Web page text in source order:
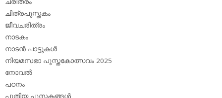
ചിത്രപുസ്തകം
ജീവചരിത്രം
നാടകം
നാടന്‍ പാട്ടുകള്‍
നിയമസഭാ പുസ്തകോത്സവം 2025
നോവല്‍
പഠനം
പുതിയ പുസ്തകങ്ങള്‍